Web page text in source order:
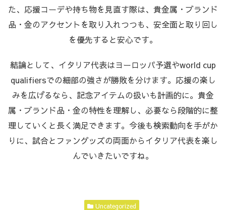
た、応援コーデや持ち物を見直す際は、貴金属・ブランド
品・金のアクセントを取り入れつつも、安全面と取り回し
を優先すると安心です。
結論として、イタリア代表はヨーロッパ予選やworld cup
qualifiersでの細部の強さが勝敗を分けます。応援の楽し
みを広げるなら、記念アイテムの扱いも計画的に。貴金
属・ブランド品・金の特性を理解し、必要なら段階的に整
理していくと長く満足できます。今後も検索動向を手がか
りに、試合とファングッズの両面からイタリア代表を楽し
んでいきたいですね。
Uncategorized